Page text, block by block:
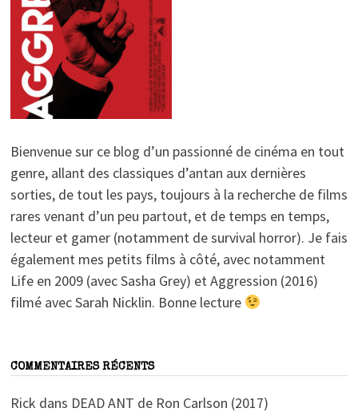
Bienvenue sur ce blog d’un passionné de cinéma en tout
genre, allant des classiques d’antan aux dernières
sorties, de tout les pays, toujours à la recherche de films
rares venant d’un peu partout, et de temps en temps,
lecteur et gamer (notamment de survival horror). Je fais
également mes petits films à côté, avec notamment
Life en 2009 (avec Sasha Grey) et Aggression (2016)
filmé avec Sarah Nicklin. Bonne lecture
COMMENTAIRES RÉCENTS
Rick dans DEAD ANT de Ron Carlson (2017)